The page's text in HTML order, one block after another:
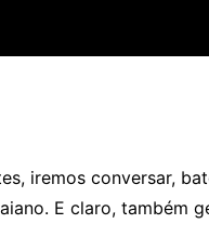
iremos conversar,
E claro, também